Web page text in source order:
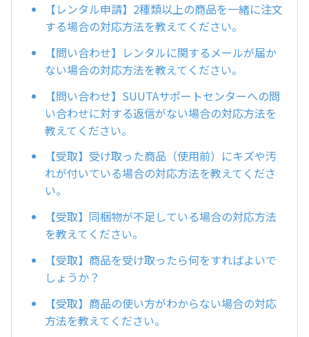
【レンタル申請】2種類以上の商品を一緒に注文
する場合の対応方法を教えてください。
【問い合わせ】レンタルに関するメールが届か
ない場合の対応方法を教えてください。
【問い合わせ】SUUTAサポートセンターへの問
い合わせに対する返信がない場合の対応方法を
教えてください。
【受取】受け取った商品（使用前）にキズや汚
れが付いている場合の対応方法を教えてくださ
い。
【受取】同梱物が不足している場合の対応方法
を教えてください。
【受取】商品を受け取ったら何をすればよいで
しょうか？
【受取】商品の使い方がわからない場合の対応
方法を教えてください。